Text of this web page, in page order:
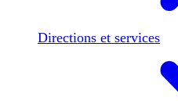
Directions et services